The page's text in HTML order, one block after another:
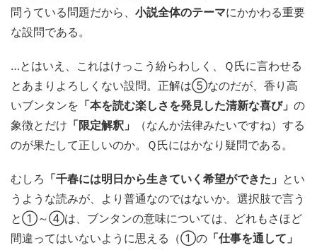
問うている問題だから、 小説全体のテーマにかかわる重要
な設問である。
…とはいえ、これはけっこう紛らわしく、Ｑ氏に言わせる
とあまりよろしくない設問。正解は⑤なのだが、香り高
いブンタンを 「本を読む楽しさを発見した清新な喜び」 の
象徴とだけ 「限定解釈」
（なんか法律みたいですね）する
のが果たして正しいのか。Ｑ氏にはかなり疑問である。
むしろ 「千春には明日から生きていく希望ができた」 とい
うような読みが、より普通なのではないか。選択肢で言う
と①～④は、ブンタンの意味については、どれもさほど
間違ってはいないように思える（①の 「仕事を通して」